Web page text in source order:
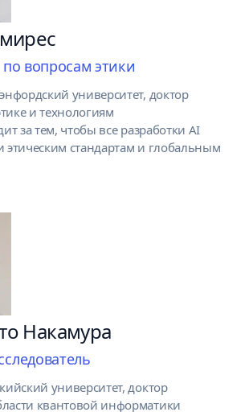
вопросам этики
университет, доктор
и технологиям
за тем, чтобы все разработки AI
этическим стандартам и глобальным
Накамура
университет, доктор
квантовой информатики